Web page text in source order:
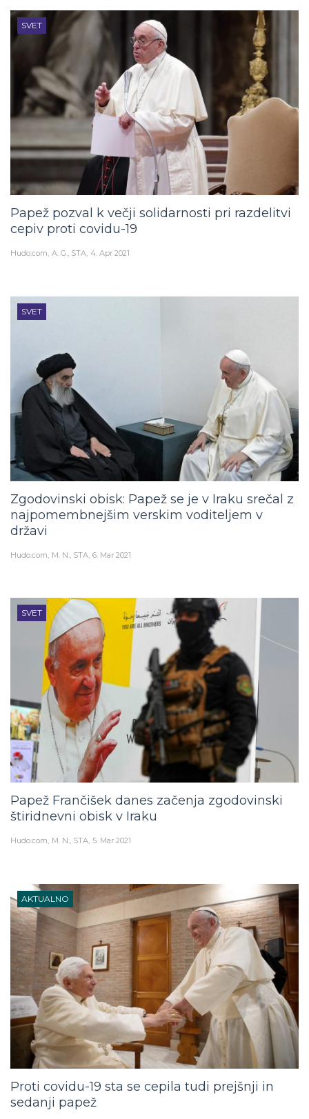
SVET
Papež pozval k večji solidarnosti pri razdelitvi
cepiv proti covidu-19
Hudo.com A. G., STA 4. Apr 2021
SVET
Zgodovinski obisk: Papež se je v Iraku srečal z
najpomembnejšim verskim voditeljem v
državi
Hudo.com M. N., STA 6. Mar 2021
SVET
Papež Frančišek danes začenja zgodovinski
štiridnevni obisk v Iraku
Hudo.com M. N., STA 5. Mar 2021
AKTUALNO
Proti covidu-19 sta se cepila tudi prejšnji in
sedanji papež